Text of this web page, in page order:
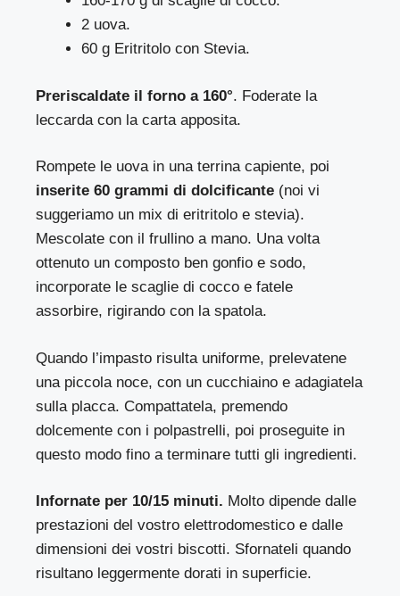
2 uova.
60 g Eritritolo con Stevia.
Preriscaldate il forno a 160°. Foderate la
leccarda con la carta apposita.
Rompete le uova in una terrina capiente, poi
inserite 60 grammi di dolcificante (noi vi
suggeriamo un mix di eritritolo e stevia).
Mescolate con il frullino a mano. Una volta
ottenuto un composto ben gonfio e sodo,
incorporate le scaglie di cocco e fatele
assorbire, rigirando con la spatola.
Quando l’impasto risulta uniforme, prelevatene
una piccola noce, con un cucchiaino e adagiatela
sulla placca. Compattatela, premendo
dolcemente con i polpastrelli, poi proseguite in
questo modo fino a terminare tutti gli ingredienti.
Infornate per 10/15 minuti. Molto dipende dalle
prestazioni del vostro elettrodomestico e dalle
dimensioni dei vostri biscotti. Sfornateli quando
risultano leggermente dorati in superficie.